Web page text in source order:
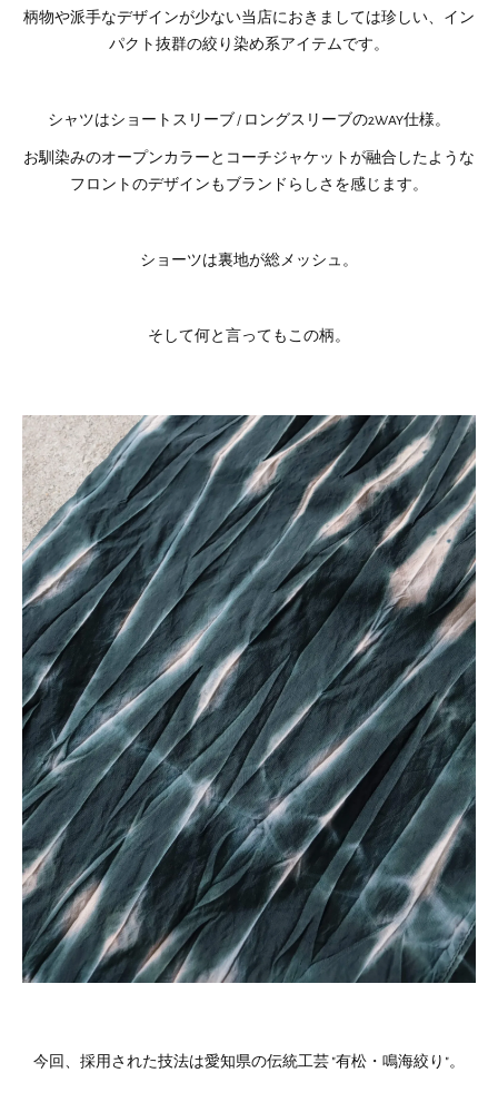
柄物や派手なデザインが少ない当店におきましては珍しい、イン
パクト抜群の絞り染め系アイテムです。
シャツはショートスリーブ / ロングスリーブの2WAY仕様。
お馴染みのオープンカラーとコーチジャケットが融合したような
フロントのデザインもブランドらしさを感じます。
ショーツは裏地が総メッシュ。
そして何と言ってもこの柄。
今回、採用された技法は愛知県の伝統工芸 "有松・鳴海絞り"。